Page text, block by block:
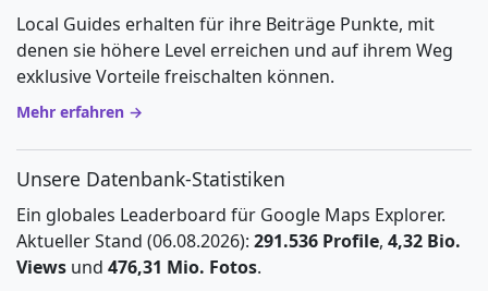
Local Guides erhalten für ihre Beiträge Punkte, mit
denen sie höhere Level erreichen und auf ihrem Weg
exklusive Vorteile freischalten können.
Mehr erfahren →
Unsere Datenbank-Statistiken
Ein globales Leaderboard für Google Maps Explorer.
Aktueller Stand (06.08.2026): 291.536 Profile, 4,32 Bio.
Views und 476,31 Mio. Fotos.